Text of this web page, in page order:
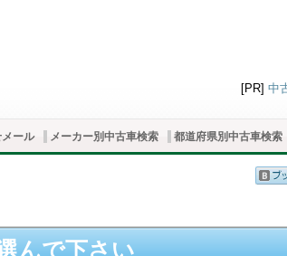
[PR] 中
ール メーカー別中古車検索 都道府県別中古車検索
んで下さい